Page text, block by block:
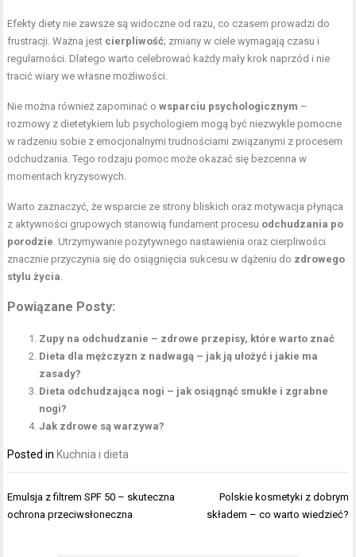
Efekty diety nie zawsze są widoczne od razu, co czasem prowadzi do
frustracji. Ważna jest cierpliwość; zmiany w ciele wymagają czasu i
regularności. Dlatego warto celebrować każdy mały krok naprzód i nie
tracić wiary we własne możliwości.
Nie można również zapominać owsparciu psychologicznym –
rozmowy z dietetykiem lub psychologiem mogą być niezwykle pomocne
w radzeniu sobie z emocjonalnymi trudnościami związanymi z procesem
odchudzania. Tego rodzaju pomoc może okazać się bezcenna w
momentach kryzysowych.
Warto zaznaczyć, że wsparcie ze strony bliskich oraz motywacja płynąca
z aktywności grupowych stanowią fundament procesu odchudzania po
porodzie. Utrzymywanie pozytywnego nastawienia oraz cierpliwości
znacznie przyczynia się do osiągnięcia sukcesu w dążeniu do zdrowego
stylu życia.
Powiązane Posty:
Zupy na odchudzanie – zdrowe przepisy, które warto znać
Dieta dla mężczyzn z nadwagą – jak ją ułożyć i jakie ma
zasady?
Dieta odchudzająca nogi – jak osiągnąć smukłe i zgrabne
nogi?
Jak zdrowe są warzywa?
Posted in Kuchnia i dieta
Nawigacja
wpisu
Emulsja z filtrem SPF 50 – skuteczna
ochrona przeciwsłoneczna
Polskie kosmetyki z dobrym
składem – co warto wiedzieć?